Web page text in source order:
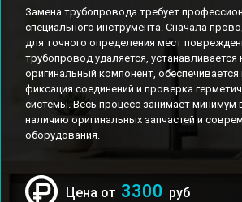
Замена трубопровода требует
специального инструмента. Сначала
для точного определения мест
трубопровод удаляется, устанавливается
оригинальный компонент,
фиксация соединений и проверка
системы. Весь процесс занимает минимум
наличию оригинальных запчастей и
оборудования.
Цена от 3300 руб